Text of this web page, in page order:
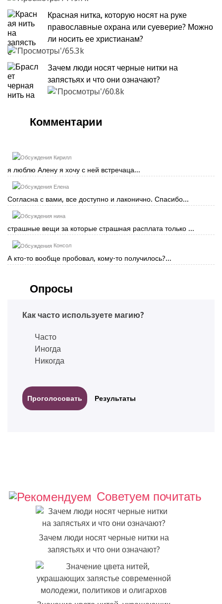
Красная нитка, которую носят на руке
православные охрана или суеверие? Можно
ли носить ее христианам?
65.3k
Зачем люди носят черные нитки на
запястьях и что они означают?
60.8k
Комментарии
Кирилл
я люблю Алену я хочу с ней встречаца...
Елена
Согласна с вами, все доступно и лаконично. Спасибо...
нина
страшные вещи за которые страшная расплата только ...
Консол
А кто-то вообще пробовал, кому-то получилось?...
Опросы
Как часто используете магию?
Часто
Иногда
Никогда
Результаты
Советуем почитать
Зачем люди носят черные нитки на
запястьях и что они означают?